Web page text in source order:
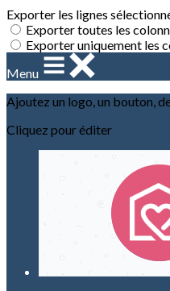
Exporter les lignes
Exporter toutes les
Exporter uniquement les
Menu
Ajoutez un logo, un bouton,
Cliquez pour éditer